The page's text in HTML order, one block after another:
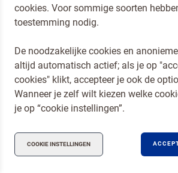
Ik ben een horeca professional
Door op versturen te klikken, ga je akkoord met
VERSTUREN
Dr. Oetker
Koopmans
Privacy en Cookies
cookies. Voor sommige soorten
toestemming nodig.
De noodzakelijke cookies en
altijd automatisch actief; als je op
cookies" klikt, accepteer je ook de
Wanneer je zelf wilt kiezen welke
je op “cookie instellingen”.
COOKIE INSTELLINGEN